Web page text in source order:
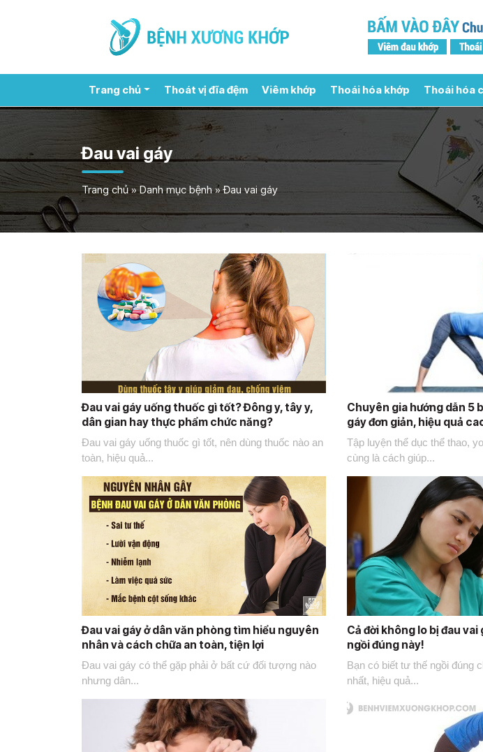
Trang chủ Thoát vị đĩa đệm Viêm khớp Thoái hóa khớp Thoái hóa
Đau vai gáy
Trang chủ»Danh mục bệnh»Đau vai gáy
Đau vai gáy uống thuốc gì tốt? Đông y, tây y,
dân gian hay thực phẩm chức năng?
Đau vai gáy uống thuốc gì tốt, nên dùng thuốc nào an
toàn, hiệu quả...
Chuyên gia hướng dẫn 5
gáy đơn giản, hiệu quả
Tập luyện thể dục thể thao,
cùng là cách giúp...
Đau vai gáy ở dân văn phòng tìm hiểu nguyên
nhân và cách chữa an toàn, tiện lợi
Đau vai gáy có thể gặp phải ở bất cứ đối tượng nào
nhưng dân...
Cả đời không lo bị đau
ngồi đúng này!
Bạn có biết tư thế ngồi đúng
nhất, hiệu quả...